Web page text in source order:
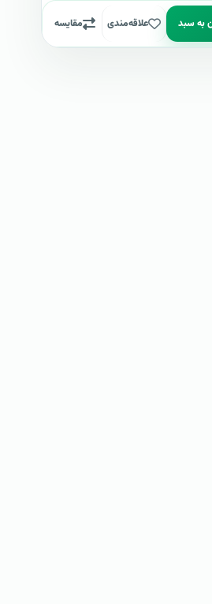
به سبد علاقه‌مندی مقایسه